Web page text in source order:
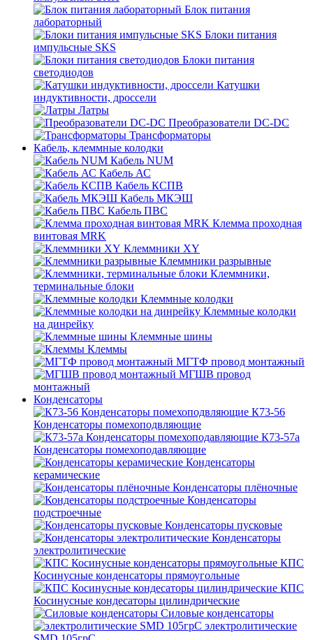
Блок питания
лабораторный
Блоки питания
импульсные SKS
Блоки питания
светодиодов
Катушки
индуктивности, дроссели
Латры
Преобразователи DC-DC
Трансформаторы
Кабель, клеммные колодки
Кабель NUM
Кабель АС
Кабель КСПВ
Кабель МКЭШ
Кабель ПВС
Клемма проходная
винтовая MRK
Клеммники XY
Клеммники разрывные
Клеммники,
терминальные блоки
Клеммные колодки
Клеммные колодки
на динрейку
Клеммные шины
Клеммы
МГТФ провод монтажный
МГШВ провод
монтажный
Конденсаторы
К73-56
Конденсаторы помехоподвляющие
К73-57а
Конденсаторы помехоподавляющие
Конденсаторы
керамические
Конденсаторы плёночные
Конденсаторы
подстроечные
Конденсаторы пусковые
Конденсаторы
электролитические
КПС
Косинусные конденсаторы прямоугольные
КПС
Косинусные кондесаторы цилиндрические
Силовые конденсаторы
электролитические